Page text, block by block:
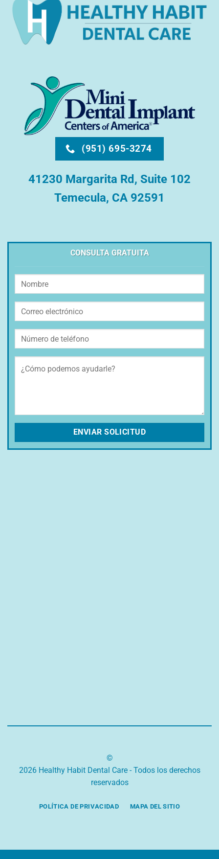
(951) 695-3274
41230 Margarita Rd, Suite 102
Temecula, CA 92591
CONSULTA GRATUITA
©
2026 Healthy Habit Dental Care - Todos los derechos
reservados
POLÍTICA DE PRIVACIDAD MAPA DEL SITIO